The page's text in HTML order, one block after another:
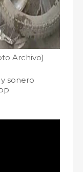
sonero